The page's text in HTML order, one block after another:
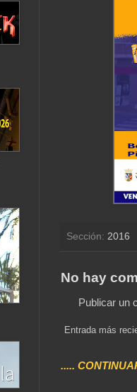
Sección: 2016
No hay
Publicar un
Entrada más
.....